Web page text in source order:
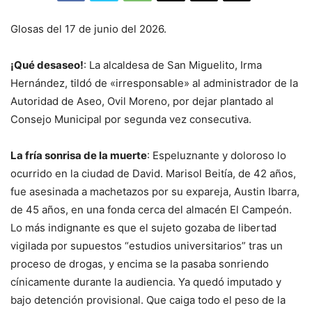
Glosas del 17 de junio del 2026.
¡Qué desaseo!: La alcaldesa de San Miguelito, Irma
Hernández, tildó de «irresponsable» al administrador de la
Autoridad de Aseo, Ovil Moreno, por dejar plantado al
Consejo Municipal por segunda vez consecutiva.
La fría sonrisa de la muerte: Espeluznante y doloroso lo
ocurrido en la ciudad de David. Marisol Beitía, de 42 años,
fue asesinada a machetazos por su expareja, Austin Ibarra,
de 45 años, en una fonda cerca del almacén El Campeón.
Lo más indignante es que el sujeto gozaba de libertad
vigilada por supuestos “estudios universitarios” tras un
proceso de drogas, y encima se la pasaba sonriendo
cínicamente durante la audiencia. Ya quedó imputado y
bajo detención provisional. Que caiga todo el peso de la